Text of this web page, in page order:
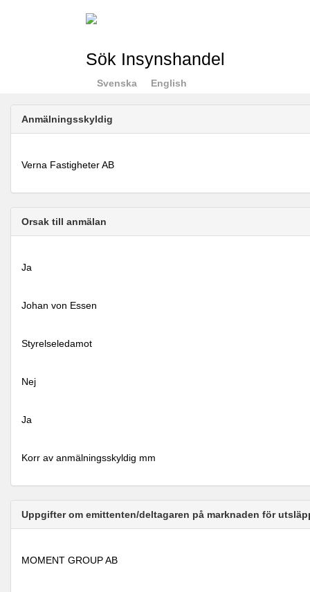
Sök Insynshandel
Svenska English
Anmälningsskyldig
Verna Fastigheter AB
Orsak till anmälan
Ja
Johan von Essen
Styrelseledamot
Nej
Ja
Korr av anmälningsskyldig mm
Uppgifter om emittenten/deltagaren på marknaden för
MOMENT GROUP AB